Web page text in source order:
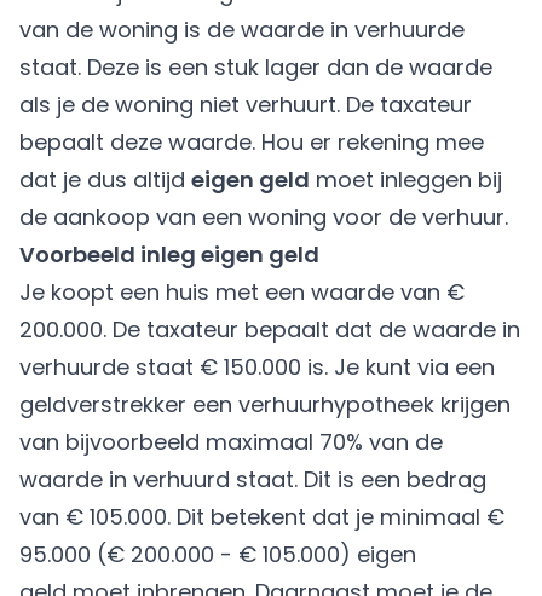
van de woning is de waarde in verhuurde
staat. Deze is een stuk lager dan de waarde
als je de woning niet verhuurt. De taxateur
bepaalt deze waarde. Hou er rekening mee
dat je dus altijd eigen geld moet inleggen bij
de aankoop van een woning voor de verhuur.
Voorbeeld inleg eigen geld
Je koopt een huis met een waarde van €
200.000. De taxateur bepaalt dat de waarde in
verhuurde staat € 150.000 is. Je kunt via een
geldverstrekker een verhuurhypotheek krijgen
van bijvoorbeeld maximaal 70% van de
waarde in verhuurd staat. Dit is een bedrag
van € 105.000. Dit betekent dat je minimaal €
95.000 (€ 200.000 - € 105.000) eigen